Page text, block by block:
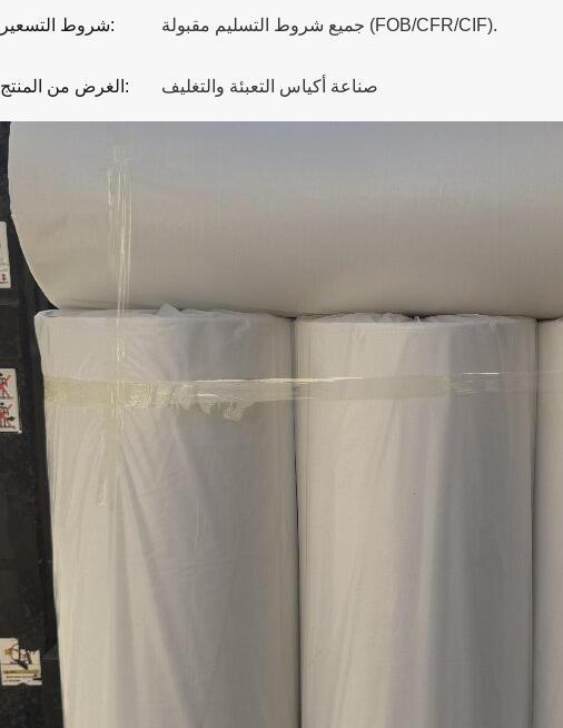
شروط التسعير: جميع شروط التسليم مقبولة (FOB/CFR/CIF).
الغرض من المنتج: صناعة أكياس التعبئة والتغليف